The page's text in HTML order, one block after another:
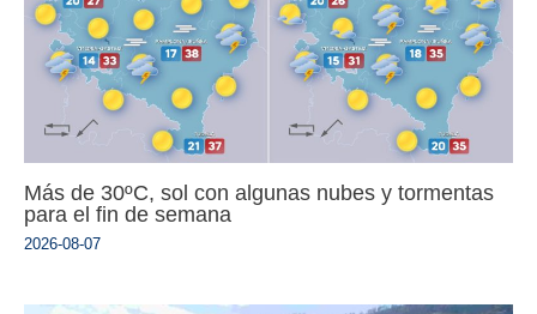
Más de 30ºC, sol con algunas nubes y tormentas
para el fin de semana
2026-08-07